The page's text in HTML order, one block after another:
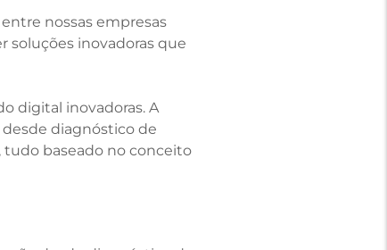
nossas empresas
soluções inovadoras que
digital inovadoras. A
diagnóstico de
baseado no conceito